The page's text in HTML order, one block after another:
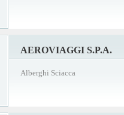
AEROVIAGGI S.P.A.
Alberghi Sciacca